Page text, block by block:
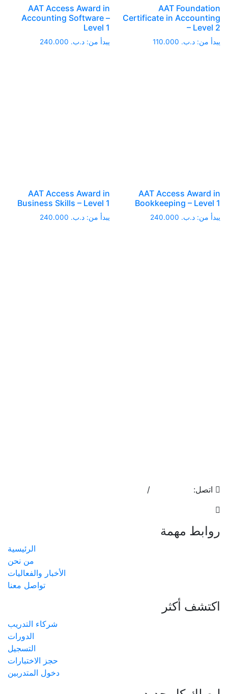
AAT Foundation
Certificate in Accounting
– Level 2
يبدأ من: د.ب. 110.000
AAT Access Award in
Accounting Software –
Level 1
يبدأ من:د.ب. 240.000
AAT Access Award in
Bookkeeping – Level 1
يبدأ من: د.ب. 240.000
AAT Access Award in
Business Skills – Level 1
يبدأ من:د.ب. 240.000
اتصل: /
روابط مهمة
الرئيسية
من نحن
الأخبار والفعاليات
تواصل معنا
اكتشف أكثر
شركاء التدريب
الدورات
التسجيل
حجز الاختبارات
دخول المتدربين